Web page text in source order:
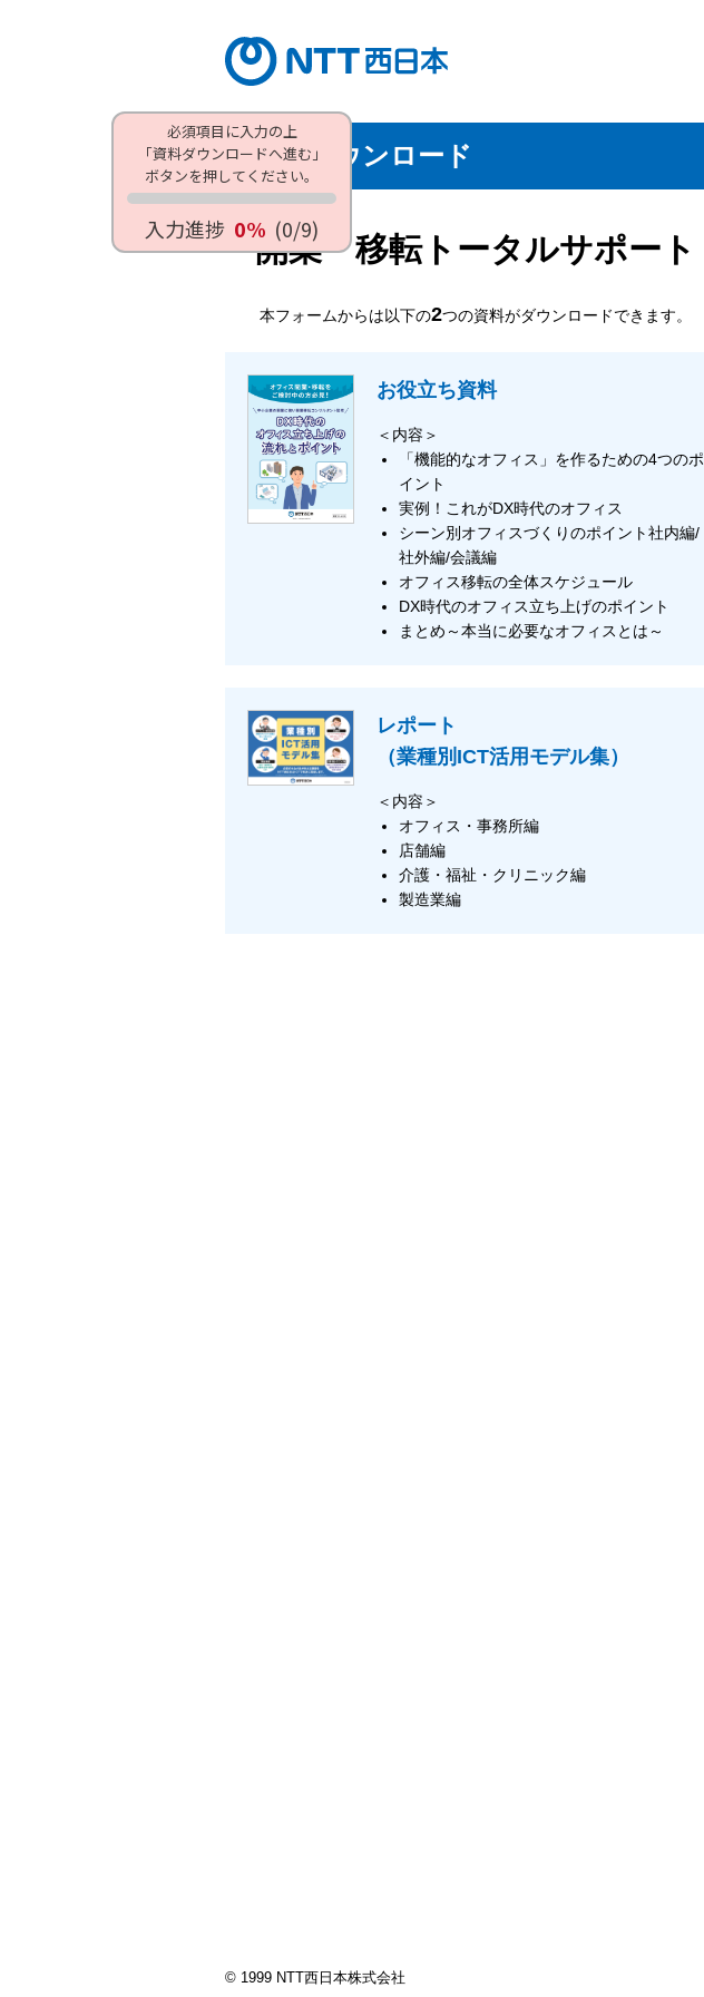
資料ダウンロード
開業・移転トータルサポート
本フォームからは以下の2つの資料がダウンロードできます。
お役立ち資料
＜内容＞
「機能的なオフィス」を作るための4つのポ
イント
実例！これがDX時代のオフィス
シーン別オフィスづくりのポイント社内編/
社外編/会議編
オフィス移転の全体スケジュール
DX時代のオフィス立ち上げのポイント
まとめ～本当に必要なオフィスとは～
レポート
（業種別ICT活用モデル集）
＜内容＞
オフィス・事務所編
店舗編
介護・福祉・クリニック編
製造業編
© 1999 NTT西日本株式会社
必須項目に入力の上
「資料ダウンロードへ進む」
ボタンを押してください。
入力進捗 0% (0/9)